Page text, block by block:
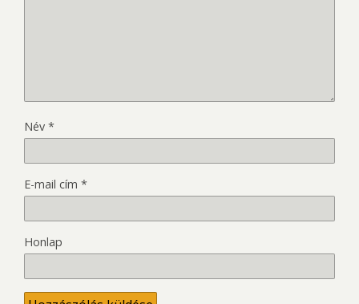
Név *
E-mail cím *
Honlap